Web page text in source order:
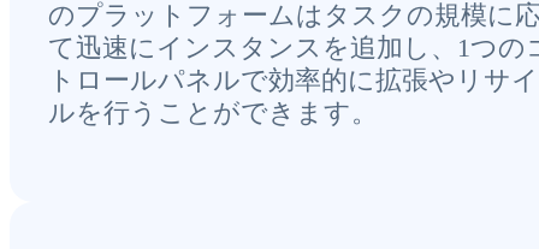
のプラットフォームはタスクの規模に
て迅速にインスタンスを追加し、1つの
トロールパネルで効率的に拡張やリサ
ルを行うことができます。